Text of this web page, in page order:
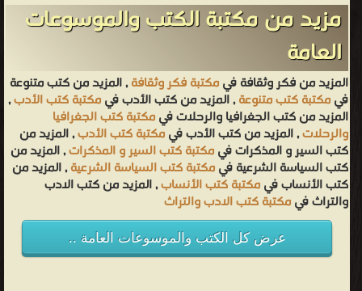
مزيد من مكتبة الكتب والموسوعات
العامة
المزيد من فكر وثقافة فيمكتبة فكر وثقافة, المزيد من كتب متنوعة
فيمكتبة كتب متنوعة, المزيد من كتب الأدب فيمكتبة كتب الأدب,
المزيد من كتب الجغرافيا والرحلات فيمكتبة كتب الجغرافيا
والرحلات, المزيد من كتب الأدب فيمكتبة كتب الأدب, المزيد من
كتب السير و المذكرات فيمكتبة كتب السير و المذكرات, المزيد من
كتب السياسة الشرعية فيمكتبة كتب السياسة الشرعية, المزيد من
كتب الأنساب فيمكتبة كتب الأنساب, المزيد من كتب الادب
والتراث فيمكتبة كتب الادب والتراث
عرض كل الكتب والموسوعات العامة ..